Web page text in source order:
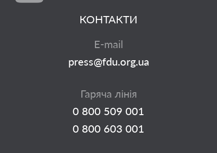
КОНТАКТИ
E-mail
press@fdu.org.ua
Гаряча лінія
0 800 509 001
0 800 603 001